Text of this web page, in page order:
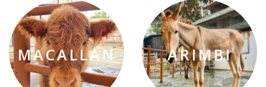
MACALLAN ARIMBI